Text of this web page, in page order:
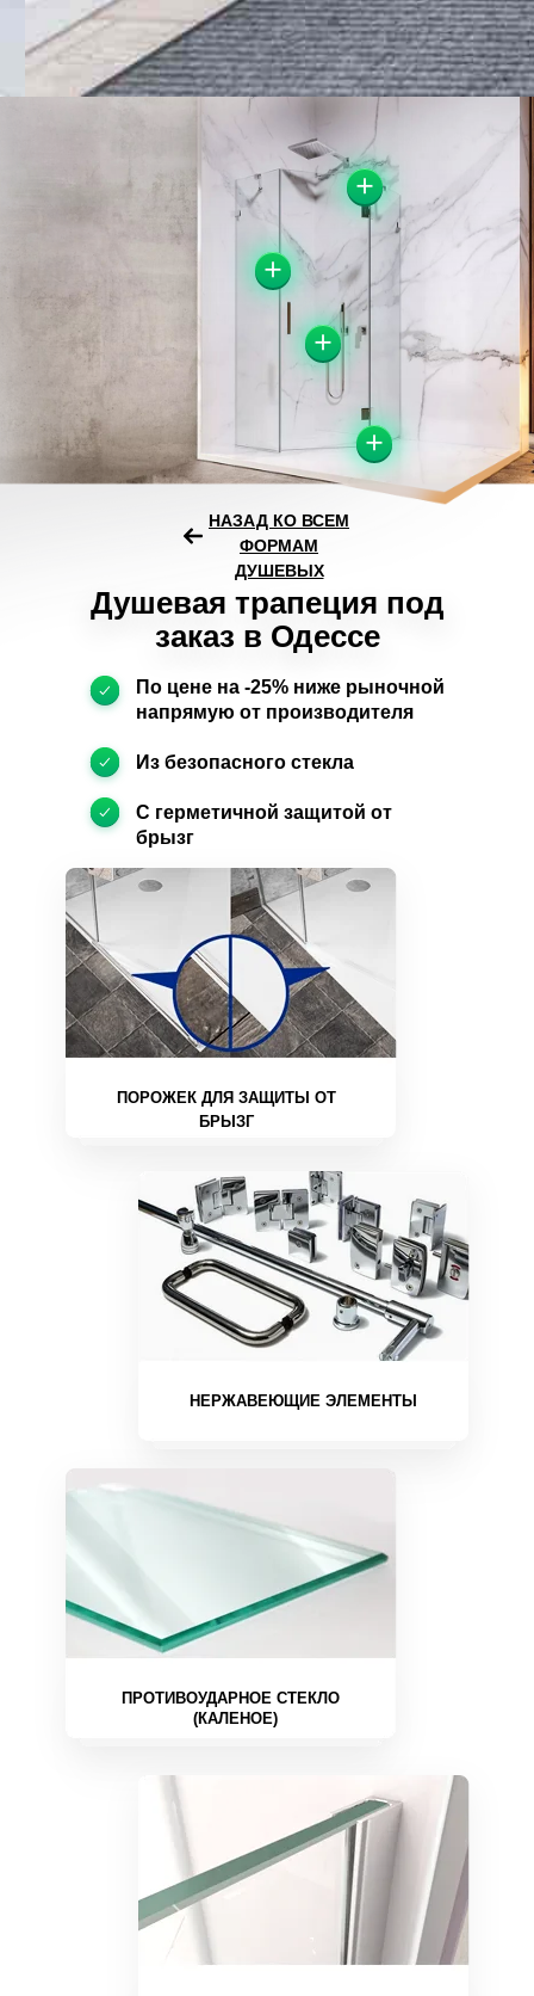
Душевая трапеция под
заказ в Одессе
По цене на -25% ниже рыночной
напрямую от производителя
Из безопасного стекла
С герметичной защитой от
брызг
НАЗАД КО ВСЕМ
ФОРМАМ
ДУШЕВЫХ
ПОРОЖЕК ДЛЯ ЗАЩИТЫ ОТ
БРЫЗГ
НЕРЖАВЕЮЩИЕ ЭЛЕМЕНТЫ
ПРОТИВОУДАРНОЕ СТЕКЛО
(КАЛЕНОЕ)